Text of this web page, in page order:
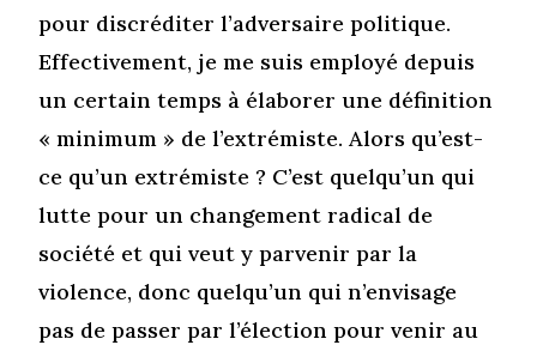
pour discréditer l’adversaire politique.
Effectivement, je me suis employé depuis
un certain temps à élaborer une définition
« minimum » de l’extrémiste. Alors qu’est-
ce qu’un extrémiste ? C’est quelqu’un qui
lutte pour un changement radical de
société et qui veut y parvenir par la
violence, donc quelqu’un qui n’envisage
pas de passer par l’élection pour venir au